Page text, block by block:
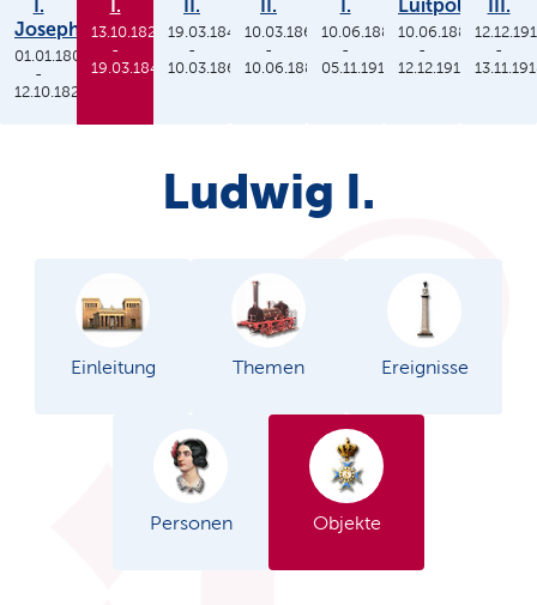
I.
Joseph
01.01.1806
-
12.10.1825
I.
13.10.1825
-
19.03.1848
II.
19.03.1848
-
10.03.1864
II.
10.03.1864
-
10.06.1886
I.
10.06.1886
-
05.11.1913
Luitpold
10.06.1886
-
12.12.1912
III.
-
Ludwig I.
Einleitung Themen Ereignisse
Personen Objekte